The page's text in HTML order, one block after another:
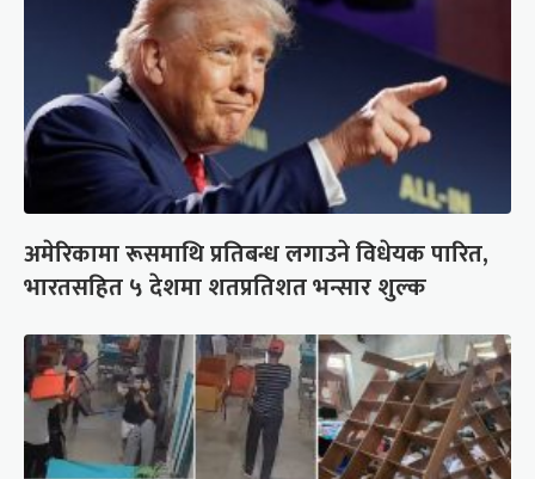
अमेरिकामा रूसमाथि प्रतिबन्ध लगाउने विधेयक पारित,
भारतसहित ५ देशमा शतप्रतिशत भन्सार शुल्क